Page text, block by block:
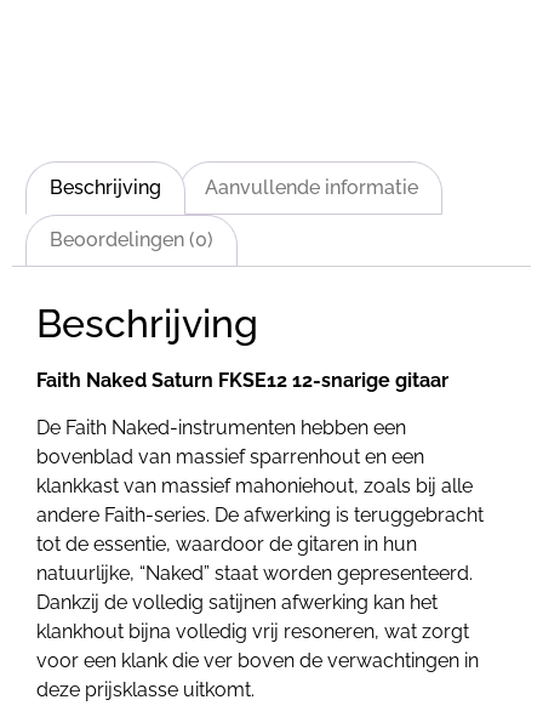
Beschrijving Aanvullende informatie
Beoordelingen (0)
Beschrijving
Faith Naked Saturn FKSE12 12-snarige gitaar
De Faith Naked-instrumenten hebben een
bovenblad van massief sparrenhout en een
klankkast van massief mahoniehout, zoals bij alle
andere Faith-series. De afwerking is teruggebracht
tot de essentie, waardoor de gitaren in hun
natuurlijke, “Naked” staat worden gepresenteerd.
Dankzij de volledig satijnen afwerking kan het
klankhout bijna volledig vrij resoneren, wat zorgt
voor een klank die ver boven de verwachtingen in
deze prijsklasse uitkomt.